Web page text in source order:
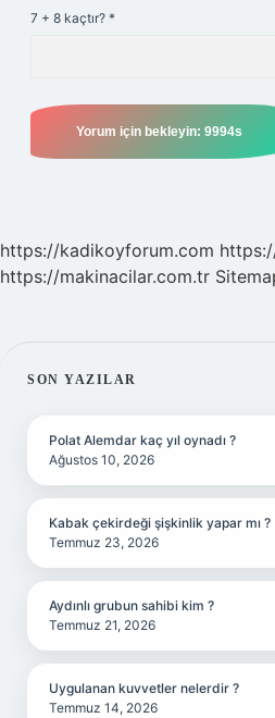
7 + 8 kaçtır? *
https://kadikoyforum.com
https://makinacilar.com.tr
SIDEBAR
SON YAZILAR
Polat Alemdar kaç yıl oynadı ?
Ağustos 10, 2026
Kabak çekirdeği şişkinlik yapar mı ?
Temmuz 23, 2026
Aydınlı grubun sahibi kim ?
Temmuz 21, 2026
Uygulanan kuvvetler nelerdir ?
Temmuz 14, 2026